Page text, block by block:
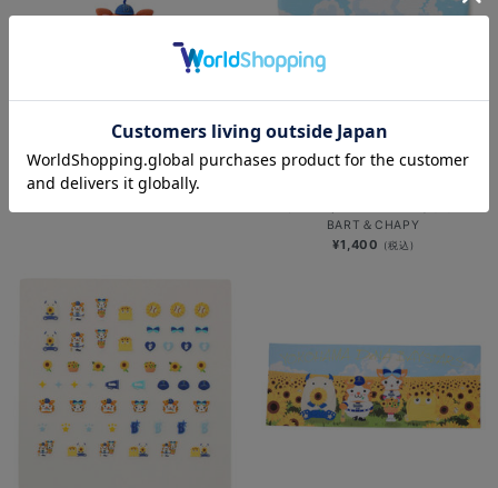
風鈴/DB.スターマン
¥2,000 (税込)
再入荷
BART＆CHAPY
¥1,400 (税込)